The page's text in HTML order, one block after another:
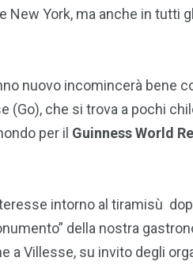
New York, ma anche in
nuovo incomincerà
(Go), che si trova a pochi
per il Guinness World
intorno al tiramisù
della nostra
a Villesse, su invito degli